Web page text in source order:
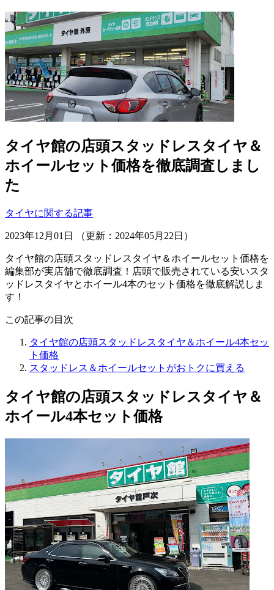
タイヤ館の店頭スタッドレスタイヤ＆
ホイールセット価格を徹底調査しまし
た
タイヤに関する記事
2023年12月01日 （更新：2024年05月22日）
タイヤ館の店頭スタッドレスタイヤ＆ホイールセット価格を
編集部が実店舗で徹底調査！店頭で販売されている安いスタ
ッドレスタイヤとホイール4本のセット価格を徹底解説しま
す！
この記事の目次
タイヤ館の店頭スタッドレスタイヤ＆ホイール4本セッ
ト価格
スタッドレス＆ホイールセットがおトクに買える
タイヤ館の店頭スタッドレスタイヤ＆
ホイール4本セット価格